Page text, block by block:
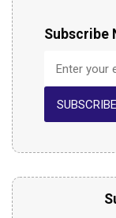
Subscribe